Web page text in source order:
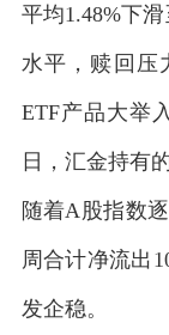
平均1.48%下
水平，赎回压
ETF产品大举
日，汇金持有
随着A股指数
周合计净流出
发企稳。